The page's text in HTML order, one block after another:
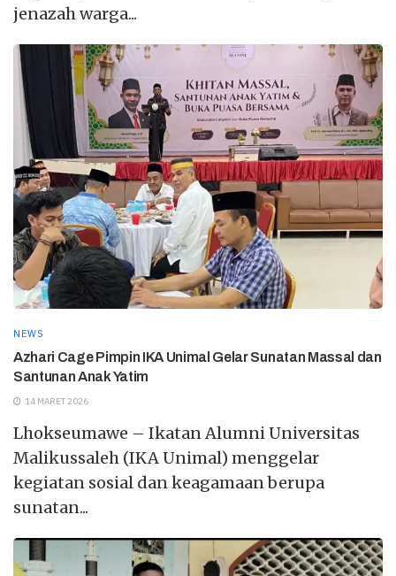
jenazah warga...
NEWS
Azhari Cage Pimpin IKA Unimal Gelar Sunatan Massal dan
Santunan Anak Yatim
14 MARET 2026
Lhokseumawe – Ikatan Alumni Universitas
Malikussaleh (IKA Unimal) menggelar
kegiatan sosial dan keagamaan berupa
sunatan...